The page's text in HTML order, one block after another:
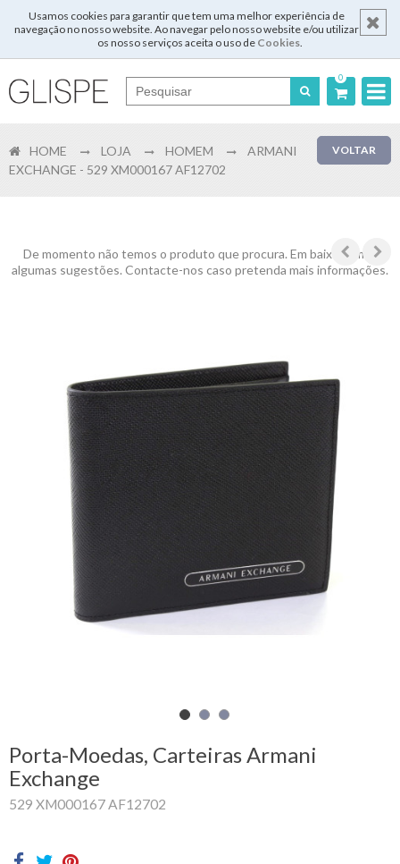
Usamos cookies para garantir que tem uma melhor experiência de
navegação no nosso website. Ao navegar pelo nosso website e/ou utilizar
os nosso serviços aceita o uso de Cookies.
0
English
Registar
Carrinho
compras
Marcas
Facebook
nós
VOLTAR
HOME LOJA HOMEM
ARMANI
EXCHANGE - 529 XM000167 AF12702
De momento não temos o produto que procura. Em baixo temos
algumas sugestões. Contacte-nos caso pretenda mais informações.
Porta-Moedas, Carteiras Armani
Exchange
529 XM000167 AF12702